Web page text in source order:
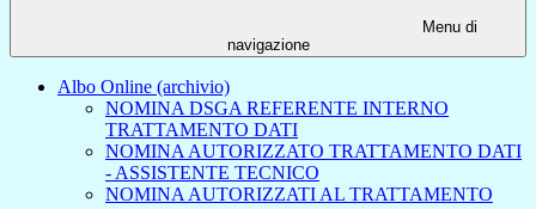
Menu di
navigazione
Albo Online (archivio)
NOMINA DSGA REFERENTE INTERNO
TRATTAMENTO DATI
NOMINA AUTORIZZATO TRATTAMENTO DATI
- ASSISTENTE TECNICO
NOMINA AUTORIZZATI AL TRATTAMENTO